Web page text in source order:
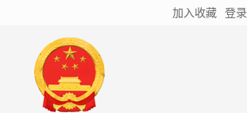
加入收藏 登录